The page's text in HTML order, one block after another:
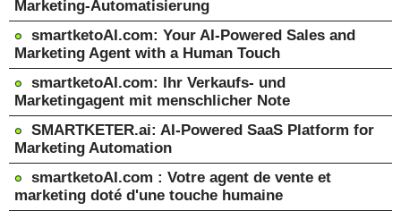
Marketing-Automatisierung
smartketoAI.com: Your AI-Powered Sales and
Marketing Agent with a Human Touch
smartketoAI.com: Ihr Verkaufs- und
Marketingagent mit menschlicher Note
SMARTKETER.ai: AI-Powered SaaS Platform for
Marketing Automation
smartketoAI.com : Votre agent de vente et
marketing doté d'une touche humaine